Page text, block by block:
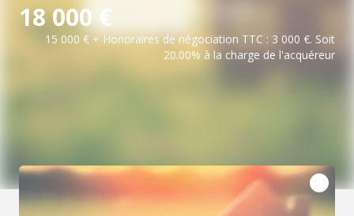
18 000 €
15 000 € + Honoraires de négociation TTC : 3 000 €. Soit
20.00% à la charge de l'acquéreur